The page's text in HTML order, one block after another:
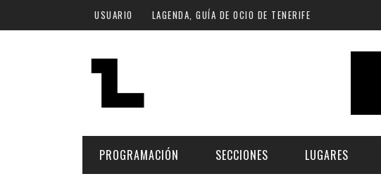
Pasar al contenido principal
USUARIO LAGENDA, GUÍA DE OCIO DE TENERIFE
PROGRAMACIÓN SECCIONES LUGARES